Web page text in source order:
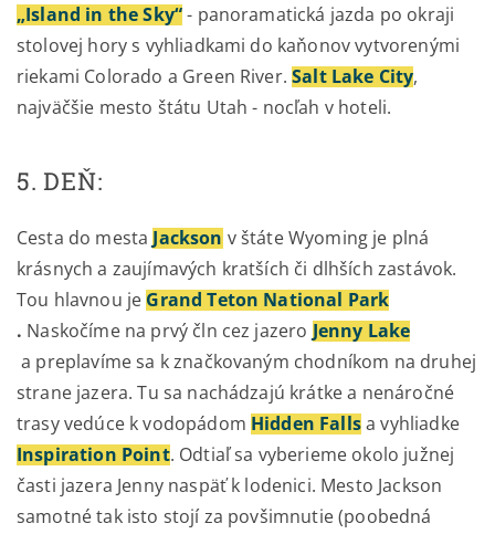
„Island in the Sky“- panoramatická jazda po okraji
stolovej hory s vyhliadkami do kaňonov vytvorenými
riekami Colorado a Green River.Salt Lake City,
najväčšie mesto štátu Utah - nocľah v hoteli.
5. DEŇ:
Cesta do mesta Jackson v štáte Wyoming je plná
krásnych a zaujímavých kratších či dlhších zastávok.
Tou hlavnou je Grand Teton National Park
. Naskočíme na prvý čln cez jazero Jenny Lake
a preplavíme sa k značkovaným chodníkom na druhej
strane jazera. Tu sa nachádzajú krátke a nenáročné
trasy vedúce k vodopádom Hidden Fallsa vyhliadke
Inspiration Point. Odtiaľ sa vyberieme okolo južnej
časti jazera Jenny naspäť k lodenici. Mesto Jackson
samotné tak isto stojí za povšimnutie (poobedná